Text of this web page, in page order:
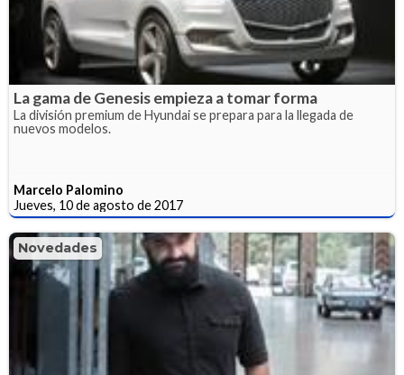
La gama de Genesis empieza a tomar forma
La división premium de Hyundai se prepara para la llegada de
nuevos modelos.
Marcelo Palomino
Jueves, 10 de agosto de 2017
Novedades